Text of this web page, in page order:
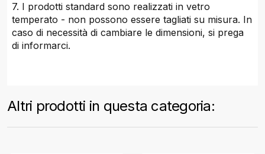
7. I prodotti standard sono realizzati in vetro
temperato - non possono essere tagliati su misura. In
caso di necessità di cambiare le dimensioni, si prega
di informarci.
Altri prodotti in questa categoria: